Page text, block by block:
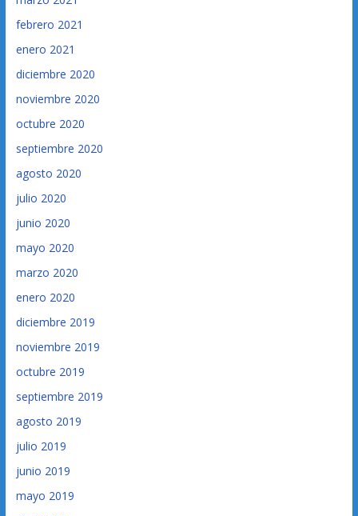
febrero 2021
enero 2021
diciembre 2020
noviembre 2020
octubre 2020
septiembre 2020
agosto 2020
julio 2020
junio 2020
mayo 2020
marzo 2020
enero 2020
diciembre 2019
noviembre 2019
octubre 2019
septiembre 2019
agosto 2019
julio 2019
junio 2019
mayo 2019